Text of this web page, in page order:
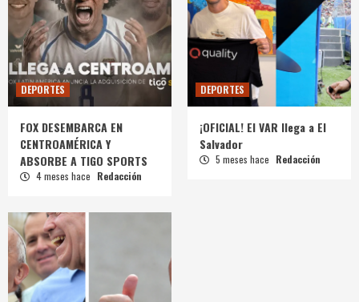
DEPORTES
FOX DESEMBARCA EN
CENTROAMÉRICA Y
ABSORBE A TIGO SPORTS
4 meses hace Redacción
DEPORTES
¡OFICIAL! El VAR llega a El
Salvador
5 meses hace Redacción